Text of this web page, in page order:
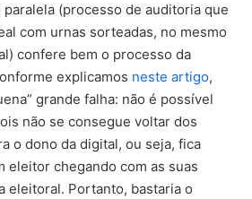
(processo de auditoria que
com urnas sorteadas, no mesmo
confere bem o processo da
explicamos neste artigo,
grande falha: não é possível
não se consegue voltar dos
o dono da digital, ou seja, fica
eleitor chegando com as suas
eleitoral. Portanto, bastaria o